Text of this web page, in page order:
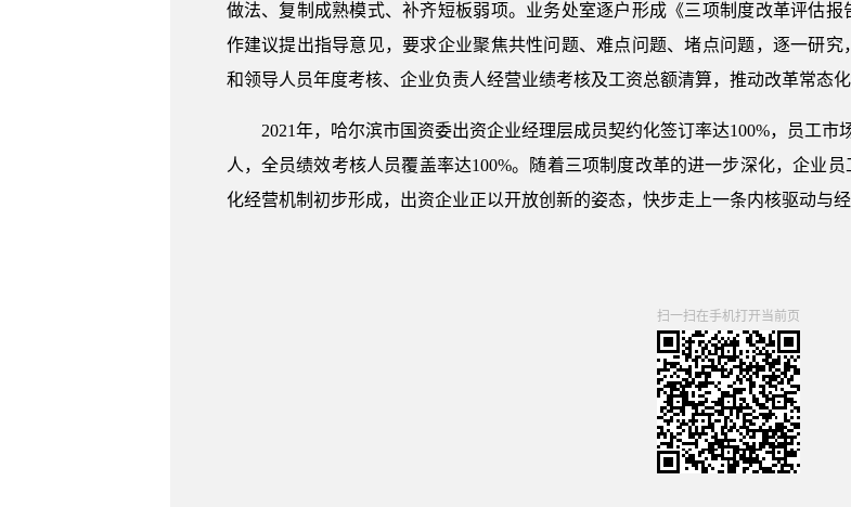
做法、复制成熟模式、补齐短板弱项。业务处室逐户形成《三项制度改革评估
作建议提出指导意见，要求企业聚焦共性问题、难点问题、堵点问题，逐一研
和领导人员年度考核、企业负责人经营业绩考核及工资总额清算，推动改革常态
2021年，哈尔滨市国资委出资企业经理层成员契约化签订率达100%，员工市
人，全员绩效考核人员覆盖率达100%。随着三项制度改革的进一步深化，企业
化经营机制初步形成，出资企业正以开放创新的姿态，快步走上一条内核驱动与
扫一扫在手机打开当前页